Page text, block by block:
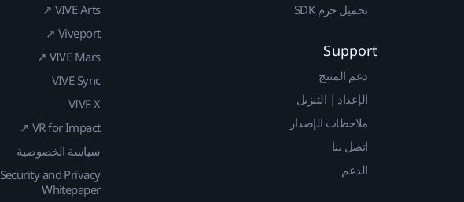
تحميل حزم SDK
Support
دعم المنتج
الإعداد | التنزيل
ملاحظات الإصدار
اتصل بنا
الدعم
VIVE Arts ↗
Viveport ↗
VIVE Mars ↗
VIVE Sync
VIVE X
VR for Impact ↗
سياسة الخصوصية
Security and Privacy
Whitepaper